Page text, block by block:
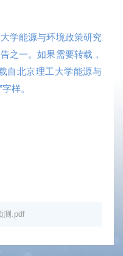
学能源与环境政策研究
之一。如果需要转载，
自北京理工大学能源与
样。
测.pdf